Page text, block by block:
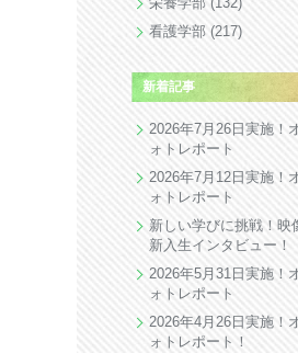
看護学部 (217)
新着記事
2026年7月26日実施！
ォトレポート
2026年7月12日実施！
ォトレポート
新しい学びに挑戦！
新入生インタビュー！
2026年5月31日実施！
ォトレポート
2026年4月26日実施！
ォトレポート！